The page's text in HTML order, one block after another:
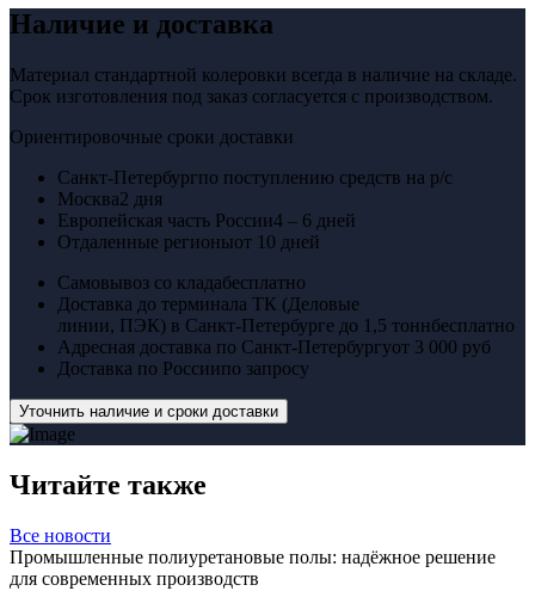
Наличие и доставка
Материал стандартной колеровки всегда в наличие на складе.
Срок изготовления под заказ согласуется с производством.
Ориентировочные сроки доставки
Санкт-Петербургпо поступлению средств на р/с
Москва2 дня
Европейская часть России4 – 6 дней
Отдаленные регионыот 10 дней
Самовывоз со кладабесплатно
Доставка до терминала ТК (Деловые
линии, ПЭК) в Санкт-Петербурге до 1,5 тоннбесплатно
Адресная доставка по Санкт-Петербургуот 3 000 руб
Доставка по Россиипо запросу
Уточнить наличие и сроки доставки
Читайте также
Все новости
Промышленные полиуретановые полы: надёжное решение
для современных производств